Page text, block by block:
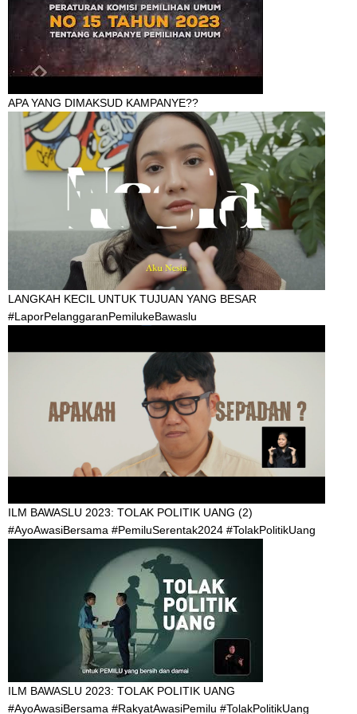
APA YANG DIMAKSUD KAMPANYE??
LANGKAH KECIL UNTUK TUJUAN YANG BESAR
#LaporPelanggaranPemilukeBawaslu
ILM BAWASLU 2023: TOLAK POLITIK UANG (2)
#AyoAwasiBersama #PemiluSerentak2024 #TolakPolitikUang
ILM BAWASLU 2023: TOLAK POLITIK UANG
#AyoAwasiBersama #RakyatAwasiPemilu #TolakPolitikUang